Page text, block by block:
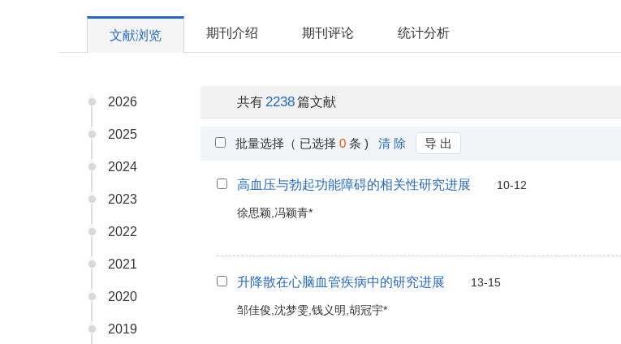
文献浏览 期刊介绍 期刊评论 统计分析
2026
2025
2024
2023
2022
2021
2020
2019
共有2238篇文献
批量选择（ 已选择 0 条 ) 清 除 导 出
高血压与勃起功能障碍的相关性研究进展 10-12
徐思颖,冯颖青*
升降散在心脑血管疾病中的研究进展 13-15
邹佳俊,沈梦雯,钱义明,胡冠宇*